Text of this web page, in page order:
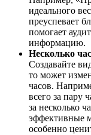
идеального
преуспевает
помогает
информацию.
Несколько
Создавайте
то может
часов.
всего за пару
за несколько
эффективные
особенно